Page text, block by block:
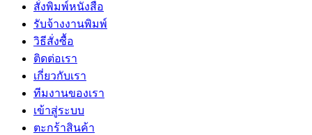
สั่งพิมพ์หนังสือ
รับจ้างงานพิมพ์
วิธีสั่งซื้อ
ติดต่อเรา
เกี่ยวกับเรา
ทีมงานของเรา
เข้าสู่ระบบ
ตะกร้าสินค้า